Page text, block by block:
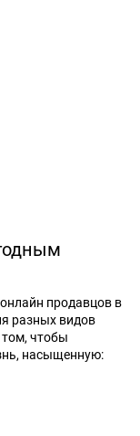
продавцов в
разных видов
чтобы
насыщенную: